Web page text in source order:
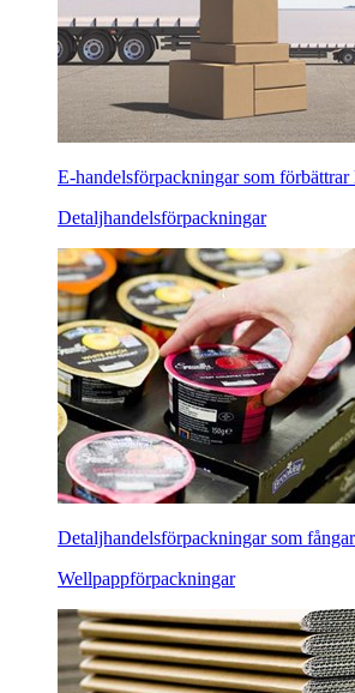
E-handelsförpackningar som
Detaljhandelsförpackningar
Detaljhandelsförpackningar som
Wellpappförpackningar